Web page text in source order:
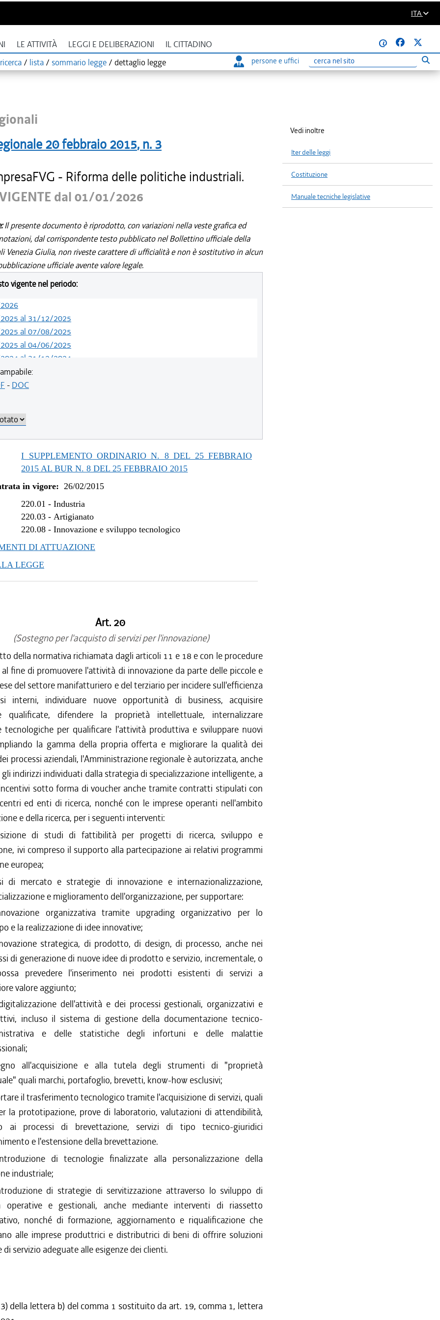
ITA
LE ATTIVITÀ LEGGI E DELIBERAZIONI IL CITTADINO
@
ricerca / lista / sommario legge / dettaglio legge persone e uffici
Ricerca
20 febbraio 2015, n. 3
- Riforma delle politiche industriali.
dal 01/01/2026
Il presente documento è riprodotto, con variazioni nella veste grafica ed
dal corrispondente testo pubblicato nel Bollettino ufficiale della
Venezia Giulia, non riveste carattere di ufficialità e non è sostitutivo in alcun
ufficiale avente valore legale.
vigente nel periodo:
al 31/12/2025
al 07/08/2025
al 04/06/2025
al 31/12/2024
al 09/08/2024
al 13/05/2024
al 08/08/2022
al 20/07/2022
al 13/06/2022
al 31/12/2021
2021 al 11/08/2021
al 11/11/2020
al 25/06/2020
2019 al 31/12/2019
2019 al 10/07/2019
al 30/04/2019
al 28/03/2018
al 31/12/2017
2017 al 14/04/2017
al 31/12/2016
al 14/12/2016
al 12/08/2016
al 12/04/2016
al 31/12/2015
al 12/11/2015
al 30/09/2015
al 10/08/2015
al 22/07/2015
- DOC
I SUPPLEMENTO ORDINARIO N. 8 DEL 25 FEBBRAIO
2015 AL BUR N. 8 DEL 25 FEBBRAIO 2015
in vigore: 26/02/2015
220.01 -Industria
220.03 -Artigianato
220.08 -Innovazione e sviluppo tecnologico
DI ATTUAZIONE
LEGGE
Art. 20
(Sostegno per l'acquisto di servizi per l'innovazione)
della normativa richiamata dagli articoli 11 e 18 e con le procedure
al fine di promuovere l'attività di innovazione da parte delle piccole e
del settore manifatturiero e del terziario per incidere sull'efficienza
interni, individuare nuove opportunità di business, acquisire
qualificate, difendere la proprietà intellettuale, internalizzare
tecnologiche per qualificare l'attività produttiva e sviluppare nuovi
la gamma della propria offerta e migliorare la qualità dei
processi aziendali, l'Amministrazione regionale è autorizzata, anche
indirizzi individuati dalla strategia di specializzazione intelligente, a
sotto forma di voucher anche tramite contratti stipulati con
ed enti di ricerca, nonché con le imprese operanti nell'ambito
e della ricerca, per i seguenti interventi:
di studi di fattibilità per progetti di ricerca, sviluppo e
ivi compreso il supporto alla partecipazione ai relativi programmi
europea;
di mercato e strategie di innovazione e internazionalizzazione,
e miglioramento dell'organizzazione, per supportare:
organizzativa tramite upgrading organizzativo per lo
e la realizzazione di idee innovative;
strategica, di prodotto, di design, di processo, anche nei
di generazione di nuove idee di prodotto e servizio, incrementale, o
prevedere l'inserimento nei prodotti esistenti di servizi a
valore aggiunto;
dell'attività e dei processi gestionali, organizzativi e
incluso il sistema di gestione della documentazione tecnico-
e delle statistiche degli infortuni e delle malattie
all'acquisizione e alla tutela degli strumenti di "proprietà
quali marchi, portafoglio, brevetti, know-how esclusivi;
il trasferimento tecnologico tramite l'acquisizione di servizi, quali
la prototipazione, prove di laboratorio, valutazioni di attendibilità,
ai processi di brevettazione, servizi di tipo tecnico-giuridici
e l'estensione della brevettazione.
di tecnologie finalizzate alla personalizzazione della
industriale;
di strategie di servitizzazione attraverso lo sviluppo di
operative e gestionali, anche mediante interventi di riassetto
nonché di formazione, aggiornamento e riqualificazione che
alle imprese produttrici e distributrici di beni di offrire soluzioni
servizio adeguate alle esigenze dei clienti.
della lettera b) del comma 1 sostituito da art. 19, comma 1, lettera
Vedi inoltre
Iter delle leggi
Costituzione
Manuale tecniche legislative